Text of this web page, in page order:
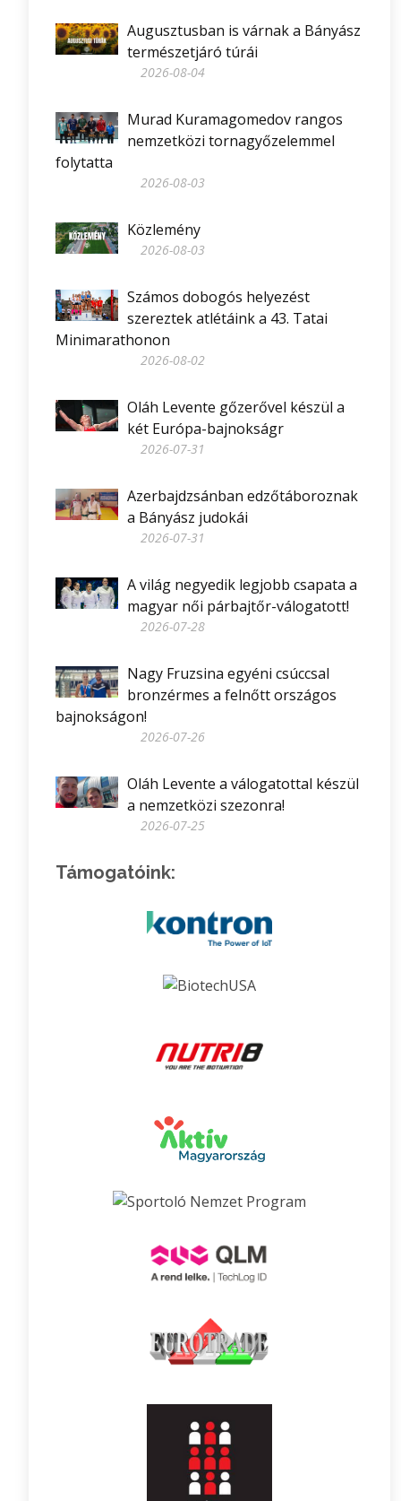
Augusztusban is várnak a Bányász
természetjáró túrái
2026-08-04
Murad Kuramagomedov rangos
nemzetközi tornagyőzelemmel
folytatta
2026-08-03
Közlemény
2026-08-03
Számos dobogós helyezést
szereztek atlétáink a 43. Tatai
Minimarathonon
2026-08-02
Oláh Levente gőzerővel készül a
két Európa-bajnokságr
2026-07-31
Azerbajdzsánban edzőtáboroznak
a Bányász judokái
2026-07-31
A világ negyedik legjobb csapata a
magyar női párbajtőr-válogatott!
2026-07-28
Nagy Fruzsina egyéni csúccsal
bronzérmes a felnőtt országos
bajnokságon!
2026-07-26
Oláh Levente a válogatottal készül
a nemzetközi szezonra!
2026-07-25
Támogatóink: